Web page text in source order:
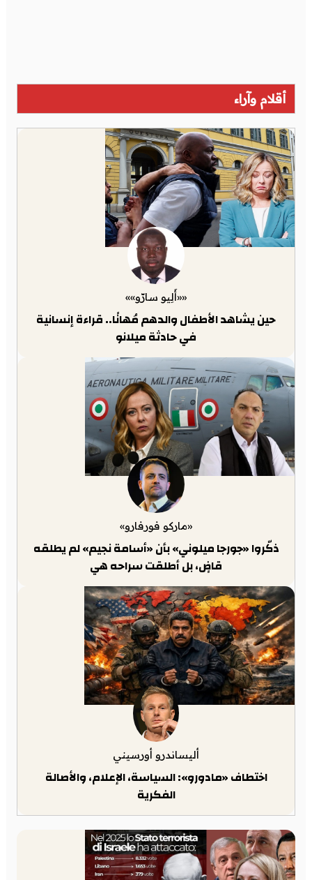
أقلام وآراء
««أَلِيو سارّو»»
حين يشاهد الأطفال والدهم مُهانًا.. قراءة إنسانية
في حادثة ميلانو
«ماركو فورفارو»
ذكّروا «جورجا ميلوني» بأن «أسامة نجيم» لم يطلقه
قاضٍ، بل أطلقت سراحه هي
أليساندرو أورسيني
اختطاف «مادورو»: السياسة، الإعلام، والأصالة
الفكرية